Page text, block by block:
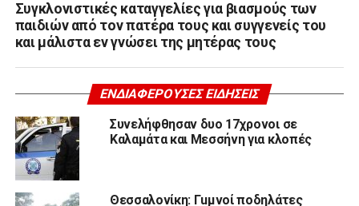
Συγκλονιστικές καταγγελίες για βιασμούς των
παιδιών από τον πατέρα τους και συγγενείς του
και μάλιστα εν γνώσει της μητέρας τους
ΕΝΔΙΑΦΈΡΟΥΣΕΣ ΕΙΔΉΣΕΙΣ
Συνελήφθησαν δυο 17χρονοι σε
Καλαμάτα και Μεσσήνη για κλοπές
Θεσσαλονίκη: Γuμνοί ποδηλάτες